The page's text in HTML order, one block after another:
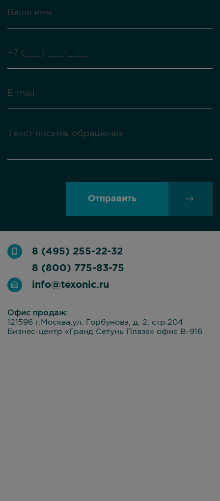
Отправить
8 (495) 255-22-32
8 (800) 775-83-75
info@texonic.ru
Офис продаж:
121596 г.Москва,ул. Горбунова, д. 2, стр.204
Бизнес-центр «Гранд Сетунь Плаза» офис В-916